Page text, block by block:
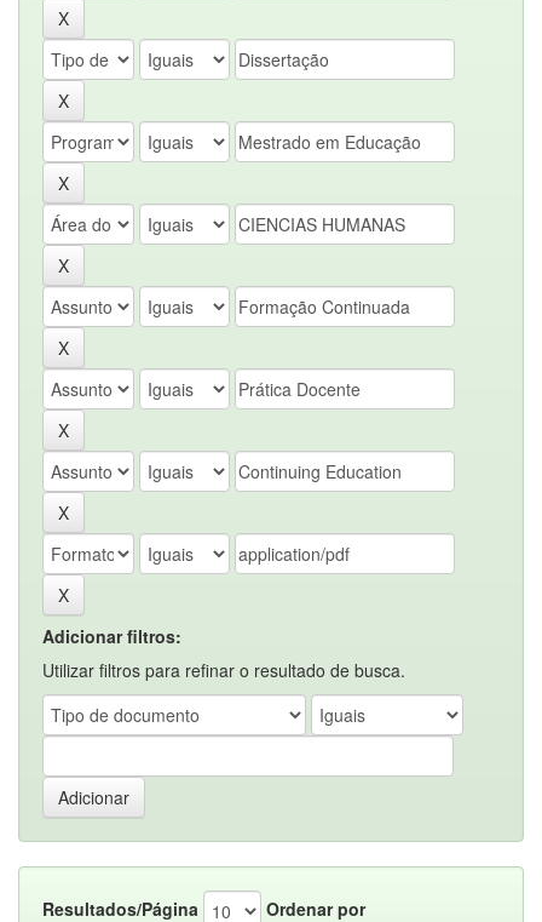
Adicionar filtros:
Utilizar filtros para refinar o resultado de busca.
Resultados/Página
Ordenar por